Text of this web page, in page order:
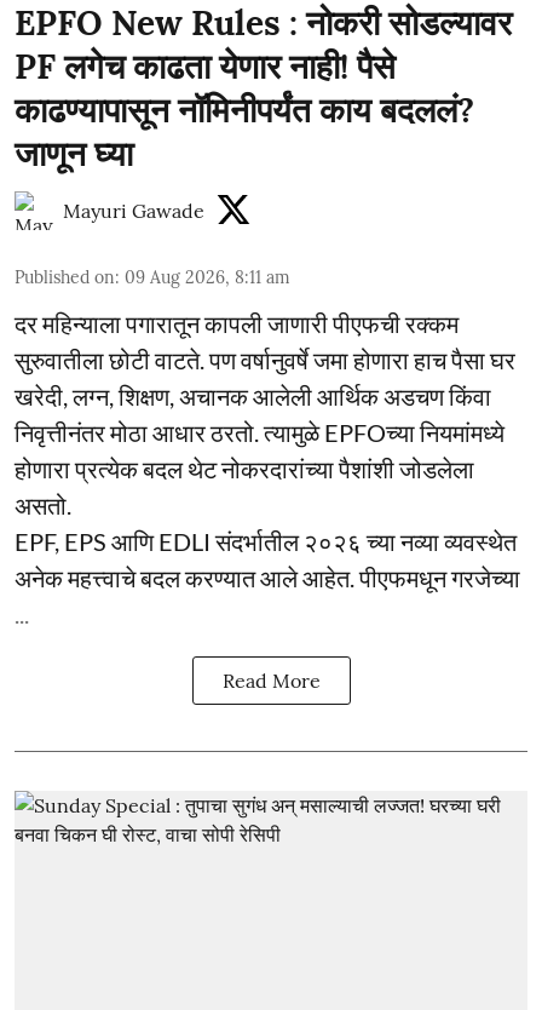
EPFO New Rules : नोकरी सोडल्यावर
PF लगेच काढता येणार नाही! पैसे
काढण्यापासून नॉमिनीपर्यंत काय बदललं?
जाणून घ्या
Mayuri Gawade
Published on: 09 Aug 2026, 8:11 am
दर महिन्याला पगारातून कापली जाणारी पीएफची रक्कम
सुरुवातीला छोटी वाटते. पण वर्षानुवर्षे जमा होणारा हाच पैसा घर
खरेदी, लग्न, शिक्षण, अचानक आलेली आर्थिक अडचण किंवा
निवृत्तीनंतर मोठा आधार ठरतो. त्यामुळे EPFOच्या नियमांमध्ये
होणारा प्रत्येक बदल थेट नोकरदारांच्या पैशांशी जोडलेला
असतो.
EPF, EPS आणि EDLI संदर्भातील २०२६ च्या नव्या व्यवस्थेत
अनेक महत्त्वाचे बदल करण्यात आले आहेत. पीएफमधून गरजेच्या
...
Read More